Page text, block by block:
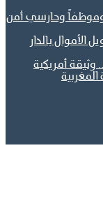
وموظفاً وحارسي أمن
بالدار
وثيقة أمريكية